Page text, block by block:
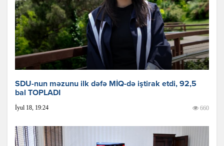
SDU-nun məzunu ilk dəfə MİQ-də iştirak etdi, 92,5
bal TOPLADI
İyul 18, 19:24 660